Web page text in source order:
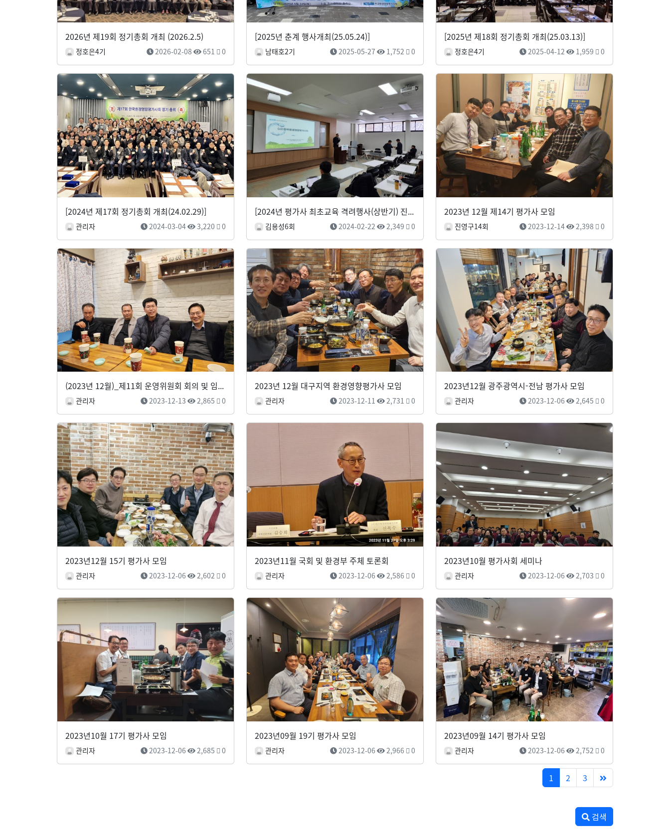
2026년 제19회 정기총회 개최 (2026.2.5)
정호은4기 2026-02-08 651 0
[2025년 춘계 행사개최(25.05.24)]
남태호2기 2025-05-27 1,752 0
[2025년 제18회 정기총회 개최(25.03.13)]
정호은4기 2025-04-12 1,959 0
[2024년 제17회 정기총회 개최(24.02.29)]
관리자 2024-03-04 3,220 0
[2024년 평가사 최초교육 격려행사(상반기) 진행]
김용성6회 2024-02-22 2,349 0
2023년 12월 제14기 평가사 모임
진영구14회 2023-12-14 2,398 0
(2023년 12월)_제11회 운영위원회 회의 및 임원진 송년회
관리자 2023-12-13 2,865 0
2023년 12월 대구지역 환경영향평가사 모임
관리자 2023-12-11 2,731 0
2023년12월 광주광역시-전남 평가사 모임
관리자 2023-12-06 2,645 0
2023년12월 15기 평가사 모임
관리자 2023-12-06 2,602 0
2023년11월 국회 및 환경부 주체 토론회
관리자 2023-12-06 2,586 0
2023년10월 평가사회 세미나
관리자 2023-12-06 2,703 0
2023년10월 17기 평가사 모임
관리자 2023-12-06 2,685 0
2023년09월 19기 평가사 모임
관리자 2023-12-06 2,966 0
2023년09월 14기 평가사 모임
관리자 2023-12-06 2,752 0
1 2 3
검색